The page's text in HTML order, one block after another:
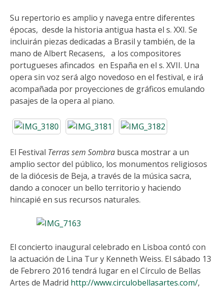
Su repertorio es amplio y navega entre diferentes
épocas, desde la historia antigua hasta el s. XXI. Se
incluirán piezas dedicadas a Brasil y también, de la
mano de Albert Recasens, a los compositores
portugueses afincados en España en el s. XVII. Una
opera sin voz será algo novedoso en el festival, e irá
acompañada por proyecciones de gráficos emulando
pasajes de la opera al piano.
El Festival Terras sem Sombra busca mostrar a un
amplio sector del público, los monumentos religiosos
de la diócesis de Beja, a través de la música sacra,
dando a conocer un bello territorio y haciendo
hincapié en sus recursos naturales.
El concierto inaugural celebrado en Lisboa contó con
la actuación de Lina Tur y Kenneth Weiss. El sábado 13
de Febrero 2016 tendrá lugar en el Círculo de Bellas
Artes de Madrid http://www.circulobellasartes.com/,